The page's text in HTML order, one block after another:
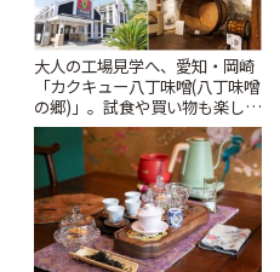
大人の工場見学へ、愛知・岡崎
「カクキュー八丁味噌(八丁味噌
の郷)」。試食や買い物も楽しみ
♪ | ことりっぷ